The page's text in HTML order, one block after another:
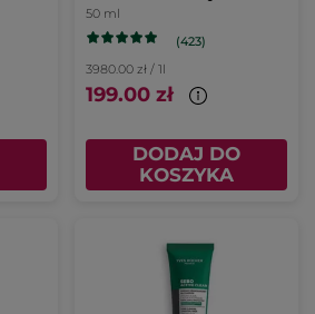
dzień
50 ml
(423)
3980.00 zł / 1l
199.00 zł
DODAJ DO
KOSZYKA